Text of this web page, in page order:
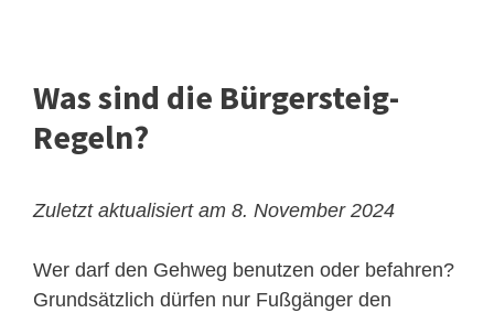
Was sind die Bürgersteig-
Regeln?
Zuletzt aktualisiert am 8. November 2024
Wer darf den Gehweg benutzen oder befahren?
Grundsätzlich dürfen nur Fußgänger den